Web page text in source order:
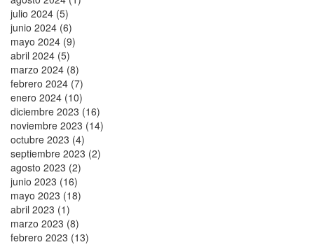
julio 2024 (5)
junio 2024 (6)
mayo 2024 (9)
abril 2024 (5)
marzo 2024 (8)
febrero 2024 (7)
enero 2024 (10)
diciembre 2023 (16)
noviembre 2023 (14)
octubre 2023 (4)
septiembre 2023 (2)
agosto 2023 (2)
junio 2023 (16)
mayo 2023 (18)
abril 2023 (1)
marzo 2023 (8)
febrero 2023 (13)